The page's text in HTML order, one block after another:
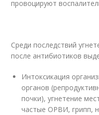
провоцируют
Среди последствий
после антибиотиков
Интоксикация
органов
почки), угнетение
частые ОРВИ, грипп,